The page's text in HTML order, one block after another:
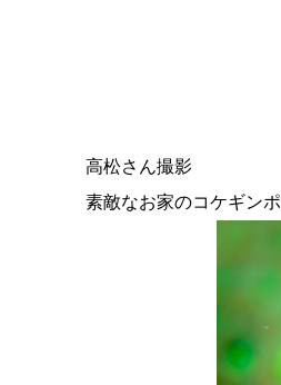
高松さん撮影
素敵なお家のコケギンポ